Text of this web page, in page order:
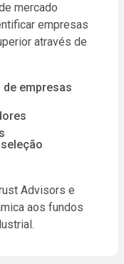
mercado
empresas
através de
empresas
Advisors e
aos fundos